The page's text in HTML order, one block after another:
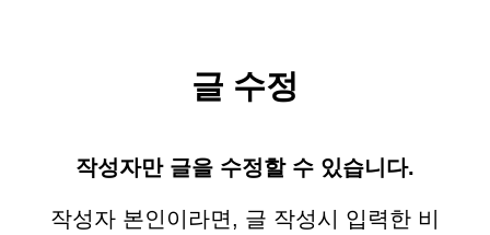
글 수정
작성자만 글을 수정할 수 있습니다.
작성자 본인이라면, 글 작성시 입력한 비